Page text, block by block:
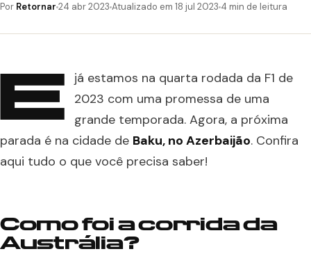
Por Retornar 24 abr 2023 Atualizado em 18 jul 2023 4 min de leitura
já estamos na quarta rodada da F1 de
2023 com uma promessa de uma
grande temporada. Agora, a próxima
parada é na cidade de Baku, no Azerbaijão. Confira
aqui tudo o que você precisa saber!
Como foi a corrida da
Austrália?